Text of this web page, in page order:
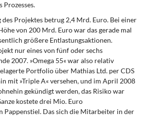
Prozesses.
des Projektes betrug 2,4 Mrd. Euro. Bei einer
von 200 Mrd. Euro war das gerade mal
größere Entlastungsaktionen.
nur eines von fünf oder sechs
2007. »Omega 55« war also relativ
Portfolio über Mathias Ltd. per CDS
mit »Triple A« versehen, und im April 2008
gekündigt werden, das Risiko war
kostete drei Mio. Euro
Pappenstiel. Das sich die Mitarbeiter in der